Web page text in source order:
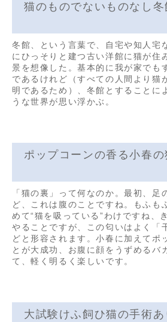
猫のものでないものなし冬
冬館、という言葉で、自宅や知人宅
にひっそりと建つ古い洋館に猫が住
景を想像した。基本的に我が家でも
であるけれど（すべての人間より猫
明であるため）、冬館とすることに
うな世界が思い浮かぶ。
ポップコーンの香る小春の
「猫の裏」って何なのか。最初、足
ど、これは腹のことですね。もふも
めて“猫を吸っている”わけですね、
やることですが、この匂いはよく「
どと形容されます。小春に加えてポ
とが大成功、お腹に顔をうずめるバ
て、軽く明るく楽しいです。
大試験けふ飼ひ猫の手術あ